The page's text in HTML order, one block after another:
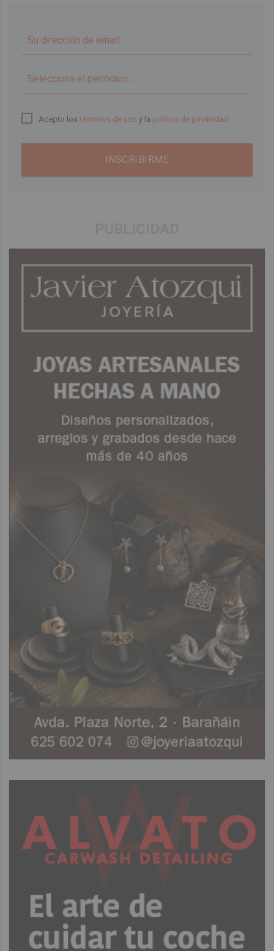
Acepto lostérminos de uso y la política de privacidad
INSCRIBIRME